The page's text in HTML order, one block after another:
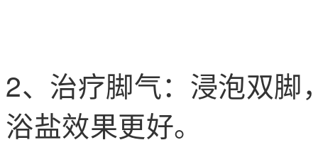
2、治疗脚气：浸泡双脚
浴盐效果更好。